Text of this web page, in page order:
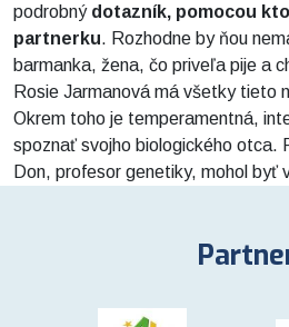
podrobný dotazník, pomocou
partnerku. Rozhodne by ňou
barmanka, žena, čo priveľa pije a
Rosie Jarmanová má všetky tieto
Okrem toho je temperamentná,
spoznať svojho biologického otca.
Don, profesor genetiky, mohol byť